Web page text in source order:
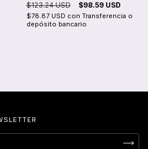
$123.24 USD $98.59 USD
$78.87 USD con Transferencia o
depósito bancario